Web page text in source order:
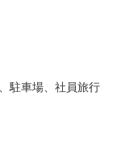
駐車場、社員旅行